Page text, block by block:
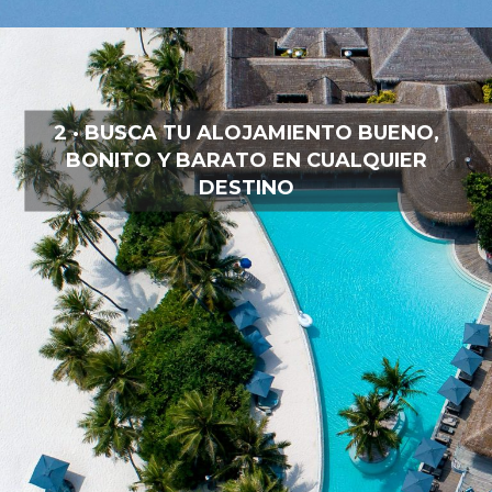
2 · BUSCA TU ALOJAMIENTO BUENO,
BONITO Y BARATO EN CUALQUIER
DESTINO